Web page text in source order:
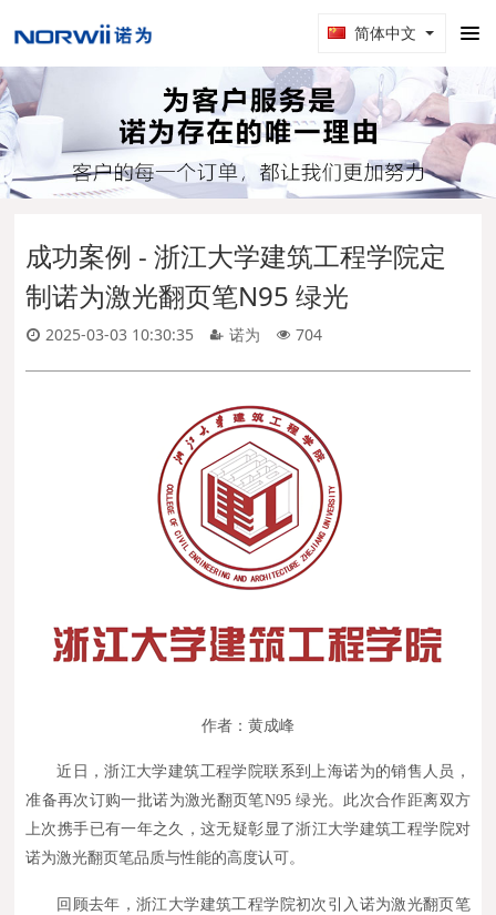
简体中文
成功案例 - 浙江大学建筑工程学院定
制诺为激光翻页笔N95 绿光
2025-03-03 10:30:35 诺为 704
作者：黄成峰
近日，浙江大学建筑工程学院联系到上海诺为的销售人员，
准备再次订购一批诺为激光翻页笔N95 绿光。此次合作距离双方
上次携手已有一年之久，这无疑彰显了浙江大学建筑工程学院对
诺为激光翻页笔品质与性能的高度认可。
回顾去年，浙江大学建筑工程学院初次引入诺为激光翻页笔